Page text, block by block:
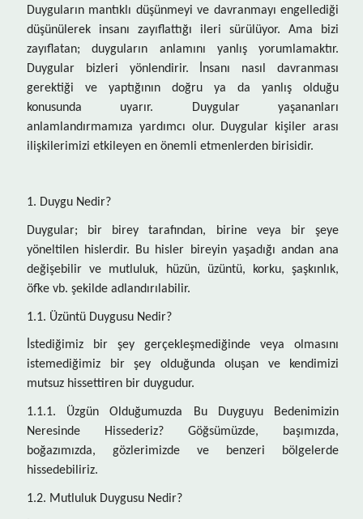
Duyguların mantıklı düşünmeyi ve davranmayı engellediği
düşünülerek insanı zayıflattığı ileri sürülüyor. Ama bizi
zayıflatan; duyguların anlamını yanlış yorumlamaktır.
Duygular bizleri yönlendirir. İnsanı nasıl davranması
gerektiği ve yaptığının doğru ya da yanlış olduğu
konusunda uyarır. Duygular yaşananları
anlamlandırmamıza yardımcı olur. Duygular kişiler arası
ilişkilerimizi etkileyen en önemli etmenlerden birisidir.
1. Duygu Nedir?
Duygular; bir birey tarafından, birine veya bir şeye
yöneltilen hislerdir. Bu hisler bireyin yaşadığı andan ana
değişebilir ve mutluluk, hüzün, üzüntü, korku, şaşkınlık,
öfke vb. şekilde adlandırılabilir.
1.1. Üzüntü Duygusu Nedir?
İstediğimiz bir şey gerçekleşmediğinde veya olmasını
istemediğimiz bir şey olduğunda oluşan ve kendimizi
mutsuz hissettiren bir duygudur.
1.1.1. Üzgün Olduğumuzda Bu Duyguyu Bedenimizin
Neresinde Hissederiz? Göğsümüzde, başımızda,
boğazımızda, gözlerimizde ve benzeri bölgelerde
hissedebiliriz.
1.2. Mutluluk Duygusu Nedir?